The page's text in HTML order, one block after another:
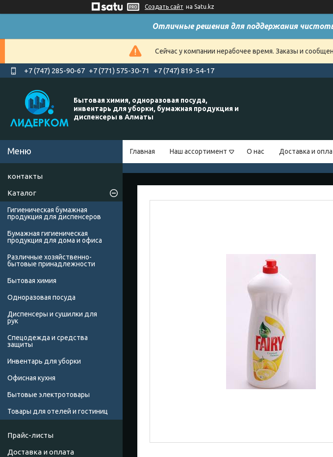
Создать сайт на Satu.kz
Отличные решения для поддержания
Сейчас у компании нерабочее время. Заказы и
+7 (747) 285-90-67 +7 (771) 575-30-71 +7 (747) 819-54-17
Бытовая химия, одноразовая посуда,
инвентарь для уборки, бумажная продукция и
диспенсеры в Алматы
Главная Наш ассортимент О нас Доставка и
контакты
Каталог
Гигиеническая бумажная
продукция для диспенсеров
Бумажная гигиеническая
продукция для дома и офиса
Различные хозяйственно-
бытовые принадлежности
Бытовая химия
Одноразовая посуда
Диспенсеры и сушилки для
рук
Спецодежда и средства
защиты
Инвентарь для уборки
Офисная кухня
Бытовые электротовары
Товары для отелей и гостиниц
Прайс-листы
Доставка и оплата